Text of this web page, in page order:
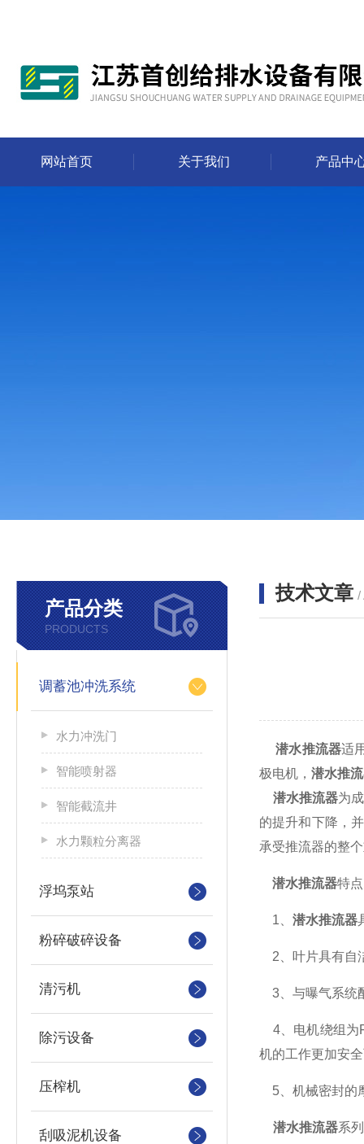
网站首页 关于我们 产品中
产品分类
PRODUCTS
调蓄池冲洗系统
水力冲洗门
智能喷射器
智能截流井
水力颗粒分离器
浮坞泵站
粉碎破碎设备
清污机
除污设备
压榨机
刮吸泥机设备
技术文章 /
潜水推流器适
极电机， 潜水推
潜水推流器为
的提升和下降，
承受推流器的整
潜水推流器特点
1、 潜水推流器
2、叶片具有自
3、与曝气系统
4、电机绕组为
机的工作更加安
5、机械密封的
潜水推流器系